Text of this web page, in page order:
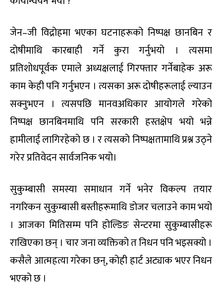
जेन–जी विद्रोहमा भएका घटनाहरूको निष्पक्ष छानबिन र
दोषीमाथि कारबाही गर्ने कुरा गर्नुभयो । त्यसमा
प्रतिशोधपूर्वक एमाले अध्यक्षलाई गिरफ्तार गर्नेबाहेक अरू
काम केही पनि गर्नुभएन । त्यसका अरू दोषीहरूलाई ल्याउन
सक्नुभएन । त्यसपछि मानवअधिकार आयोगले गरेको
निष्पक्ष छानबिनमाथि पनि सरकारी हस्तक्षेप भयो भन्ने
हामीलाई लागिरहेको छ । र त्यसको निष्पक्षतामाथि प्रश्न उठ्ने
गरेर प्रतिवेदन सार्वजनिक भयो।
सुकुम्बासी समस्या समाधान गर्ने भनेर विकल्प तयार
नगरिकन सुकुम्बासी बस्तीहरूमाथि डोजर चलाउने काम भयो
। आजका मितिसम्म पनि होल्डिङ सेन्टरमा सुकुम्बासीहरू
राखिएका छन् । चार जना व्यक्तिको त निधन पनि भइसक्यो ।
कसैले आत्महत्या गरेका छन्, कोही हार्ट अट्याक भएर निधन
भएको छ ।